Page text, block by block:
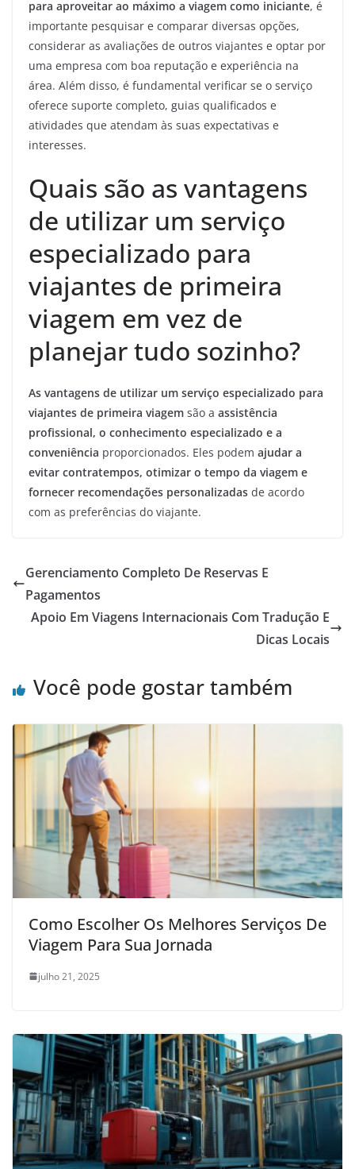
para aproveitar ao máximo a viagem como iniciante, é
importante pesquisar e comparar diversas opções,
considerar as avaliações de outros viajantes e optar por
uma empresa com boa reputação e experiência na
área. Além disso, é fundamental verificar se o serviço
oferece suporte completo, guias qualificados e
atividades que atendam às suas expectativas e
interesses.
Quais são as vantagens
de utilizar um serviço
especializado para
viajantes de primeira
viagem em vez de
planejar tudo sozinho?
As vantagens de utilizar um serviço especializado para
viajantes de primeira viagem são a assistência
profissional, o conhecimento especializado e a
conveniência proporcionados. Eles podem ajudar a
evitar contratempos, otimizar o tempo da viagem e
fornecer recomendações personalizadas de acordo
com as preferências do viajante.
Gerenciamento Completo De Reservas E
Pagamentos
Apoio Em Viagens Internacionais Com Tradução E
Dicas Locais
Você pode gostar também
Como Escolher Os Melhores Serviços De
Viagem Para Sua Jornada
julho 21, 2025